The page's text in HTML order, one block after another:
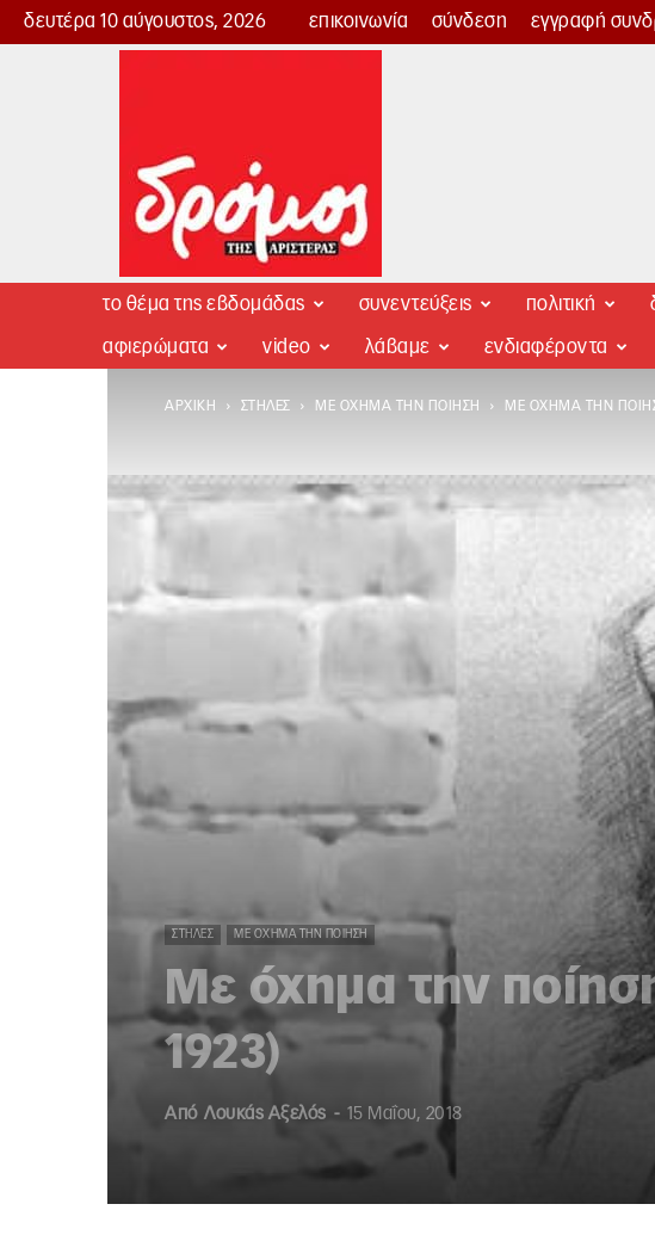
δευτέρα 10 αύγουστος, 2026 επικοινωνία σύνδεση εγγραφή
Δρόμος
το θέμα της εβδομάδας συνεντεύξεις πολιτική
αφιερώματα video λάβαμε ενδιαφέροντα
ΑΡΧΙΚΉ ΣΤΉΛΕΣ ΜΕ ΌΧΗΜΑ ΤΗΝ ΠΟΊΗΣΗ ΜΕ ΌΧΗΜΑ ΤΗΝ
ΣΤΉΛΕΣ ΜΕ ΌΧΗΜΑ ΤΗΝ ΠΟΊΗΣΗ
Με όχημα την
1923)
Από Λουκάς Αξελός - 15 Μαΐου, 2018